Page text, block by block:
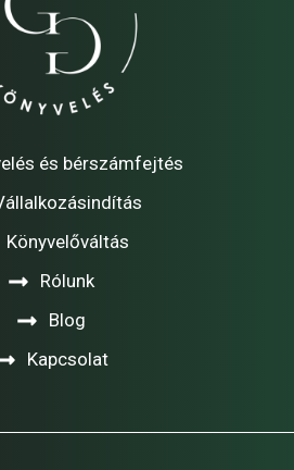
és bérszámfejtés
Könyvelőváltás
Rólunk
Blog
Kapcsolat